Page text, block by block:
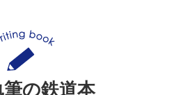
の鉄道本